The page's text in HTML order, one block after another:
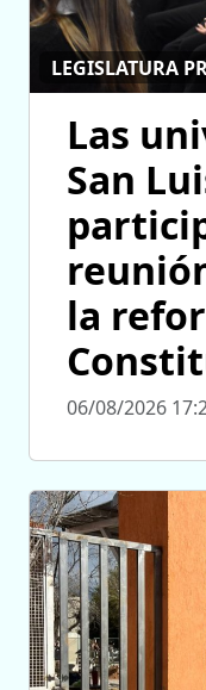
LEGISLATURA
Las
San
la
06/08/2026